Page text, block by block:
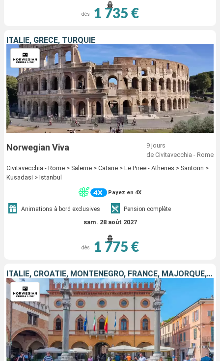
dès 1 735 €
ITALIE, GRÈCE, TURQUIE
Norwegian Viva
9 jours
de Civitavecchia - Rome
Civitavecchia - Rome > Salerne > Catane > Le Piree - Athenes > Santorin >
Kusadasi > Istanbul
Payez en 4X
Animations à bord exclusives Pension complète
sam. 28 août 2027
dès 1 775 €
ITALIE, CROATIE, MONTÉNÉGRO, FRANCE, MAJORQUE, ESPAGNE